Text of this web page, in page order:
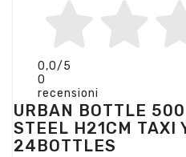
0,0/5
0
recensioni
URBAN BOTTLE
STEEL H21CM TAXI
24BOTTLES